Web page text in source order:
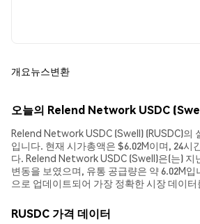
개요뉴스변환
오늘의 Relend Network USDC
Relend Network USDC (Swell) (RUSDC)의
입니다. 현재 시가총액은 $6.02M이며, 24시
다. Relend Network USDC (Swell)은(는) 지
변동을 보였으며, 유통 공급량은 약 6.02M
으로 업데이트되어 가장 정확한 시장 데이
RUSDC 가격 데이터